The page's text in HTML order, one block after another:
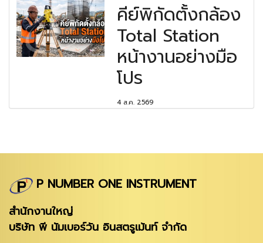
คีย์พิกัดตั้งกล้อง
Total Station
หน้างานอย่างมือ
โปร
4 ส.ค. 2569
P NUMBER ONE INSTRUMENT
สำนักงานใหญ่
บริษัท พี นัมเบอร์วัน อินสตรูเม้นท์ จำกัด